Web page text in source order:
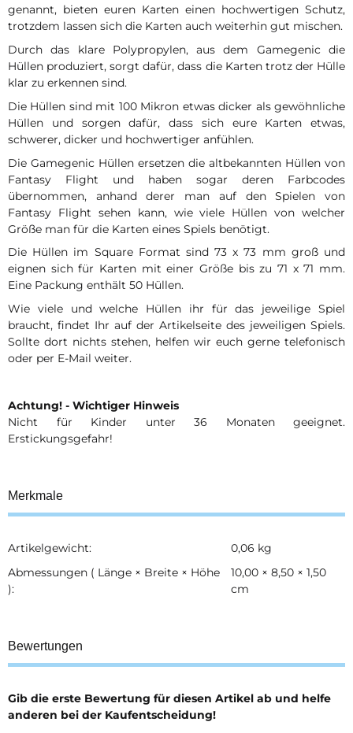
genannt, bieten euren Karten einen hochwertigen Schutz,
trotzdem lassen sich die Karten auch weiterhin gut mischen.
Durch das klare Polypropylen, aus dem Gamegenic die
Hüllen produziert, sorgt dafür, dass die Karten trotz der Hülle
klar zu erkennen sind.
Die Hüllen sind mit 100 Mikron etwas dicker als gewöhnliche
Hüllen und sorgen dafür, dass sich eure Karten etwas,
schwerer, dicker und hochwertiger anfühlen.
Die Gamegenic Hüllen ersetzen die altbekannten Hüllen von
Fantasy Flight und haben sogar deren Farbcodes
übernommen, anhand derer man auf den Spielen von
Fantasy Flight sehen kann, wie viele Hüllen von welcher
Größe man für die Karten eines Spiels benötigt.
Die Hüllen im Square Format sind 73 x 73 mm groß und
eignen sich für Karten mit einer Größe bis zu 71 x 71 mm.
Eine Packung enthält 50 Hüllen.
Wie viele und welche Hüllen ihr für das jeweilige Spiel
braucht, findet Ihr auf der Artikelseite des jeweiligen Spiels.
Sollte dort nichts stehen, helfen wir euch gerne telefonisch
oder per E-Mail weiter.
Achtung! - Wichtiger Hinweis
Nicht für Kinder unter 36 Monaten geeignet.
Erstickungsgefahr!
Merkmale
Produkteigenschaft
Wert
Artikelgewicht: 0,06 kg
Abmessungen ( Länge × Breite × Höhe
):
10,00 × 8,50 × 1,50
cm
Bewertungen
Gib die erste Bewertung für diesen Artikel ab und helfe
anderen bei der Kaufentscheidung!